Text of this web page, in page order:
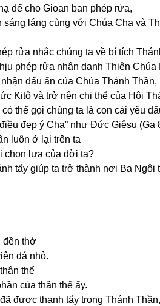
để cho Gioan ban phép rửa,
láng cùng với Chúa Cha và
rửa nhắc chúng ta về bí tích
phép rửa nhân danh Thiên Chúa
dấu ấn của Chúa Thánh Thần,
Kitô và trở nên chi thể của Hội
thể gọi chúng ta là con cái yêu
đẹp ý Cha” như Đức Giêsu (Ga
luôn ở lại trên ta
chọn lựa của đời ta?
tẩy giúp ta trở thành nơi Ba Ngôi
đền thờ
đá nhỏ.
thể
của thân thể ấy.
được thanh tẩy trong Thánh Thần,